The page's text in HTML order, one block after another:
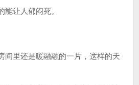
能让人郁闷死。
间里还是暖融融的一片，这样的天